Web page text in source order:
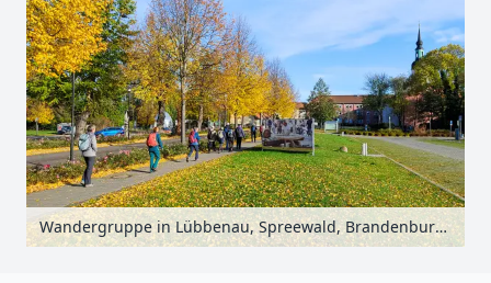
Wandergruppe in Lübbenau, Spreewald, Brandenburg, Deutschland